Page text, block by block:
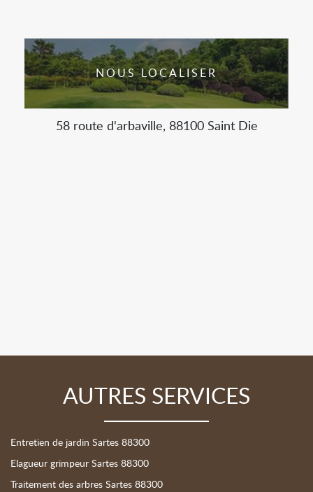
NOUS LOCALISER
58 route d'arbaville, 88100 Saint Die
AUTRES SERVICES
Entretien de jardin Sartes 88300
Elagueur grimpeur Sartes 88300
Traitement des arbres Sartes 88300